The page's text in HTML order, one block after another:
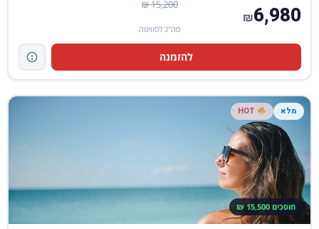
15,200 ₪ 6,980
₪
סה"כ לסוויטה
להזמנה
מלא
חוסכים 15,500 ₪